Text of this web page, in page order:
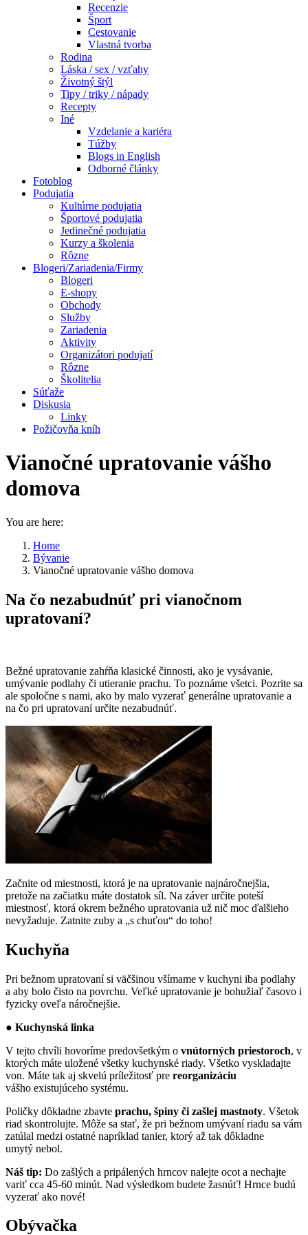
Recenzie
Šport
Cestovanie
Vlastná tvorba
Rodina
Láska / sex / vzťahy
Životný štýl
Tipy / triky / nápady
Recepty
Iné
Vzdelanie a kariéra
Túžby
Blogs in English
Odborné články
Fotoblog
Podujatia
Kultúrne podujatia
Športové podujatia
Jedinečné podujatia
Kurzy a školenia
Rôzne
Blogeri/Zariadenia/Firmy
Blogeri
E-shopy
Obchody
Služby
Zariadenia
Aktivity
Organizátori podujatí
Rôzne
Školitelia
Súťaže
Diskusia
Linky
Požičovňa kníh
Vianočné upratovanie vášho
domova
You are here:
Home
Bývanie
Vianočné upratovanie vášho domova
Na čo nezabudnúť pri vianočnom
upratovaní?
Bežné upratovanie zahŕňa klasické činnosti, ako je vysávanie,
umývanie podlahy či utieranie prachu. To poznáme všetci. Pozrite sa
ale spoločne s nami, ako by malo vyzerať generálne upratovanie a
na čo pri upratovaní určite nezabudnúť.
Začnite od miestnosti, ktorá je na upratovanie najnáročnejšia,
pretože na začiatku máte dostatok síl. Na záver určite poteší
miestnosť, ktorá okrem bežného upratovania už nič moc ďalšieho
nevyžaduje. Zatnite zuby a „s chuťou“ do toho!
Kuchyňa
Pri bežnom upratovaní si väčšinou všímame v kuchyni iba podlahy
a aby bolo čisto na povrchu. Veľké upratovanie je bohužiaľ časovo i
fyzicky oveľa náročnejšie.
● Kuchynská linka
V tejto chvíli hovoríme predovšetkým o vnútorných priestoroch, v
ktorých máte uložené všetky kuchynské riady. Všetko vyskladajte
von. Máte tak aj skvelú príležitosť pre reorganizáciu
vášho existujúceho systému.
Poličky dôkladne zbavte prachu, špiny či zašlej mastnoty. Všetok
riad skontrolujte. Môže sa stať, že pri bežnom umývaní riadu sa vám
zatúlal medzi ostatné napríklad tanier, ktorý až tak dôkladne
umytý nebol.
Náš tip: Do zašlých a pripálených hrncov nalejte ocot a nechajte
variť cca 45-60 minút. Nad výsledkom budete žasnúť! Hrnce budú
vyzerať ako nové!
Obývačka